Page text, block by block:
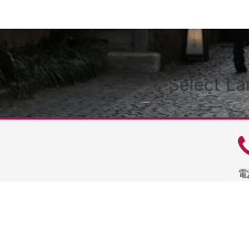
Select